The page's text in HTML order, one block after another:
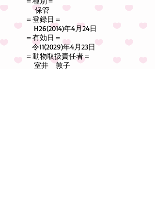
保管
＝登録日＝
H26(2014)年4月24日
＝有効日＝
令11(2029)年4月23日
＝動物取扱責任者＝
室井 敦子